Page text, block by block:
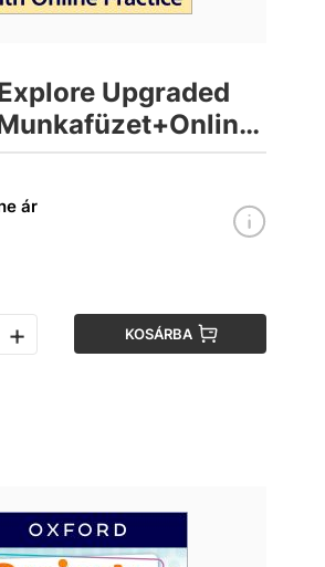
Upgraded
ár
+ KOSÁRBA